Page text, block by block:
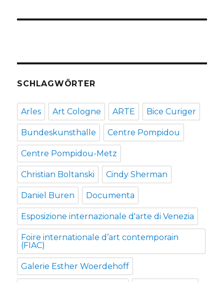
SCHLAGWÖRTER
Arles Art Cologne ARTE Bice Curiger
Bundeskunsthalle Centre Pompidou
Centre Pompidou-Metz
Christian Boltanski Cindy Sherman
Daniel Buren Documenta
Esposizione internazionale d'arte di Venezia
Foire internationale d’art contemporain
(FIAC)
Galerie Esther Woerdehoff